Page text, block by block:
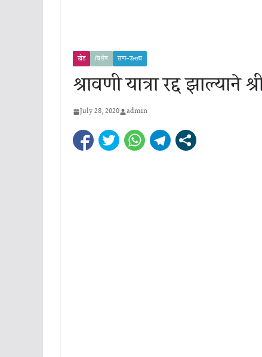
खेड विशेष सण-उत्सव
श्रावणी यात्रा रद्द
July 28, 2020 admin